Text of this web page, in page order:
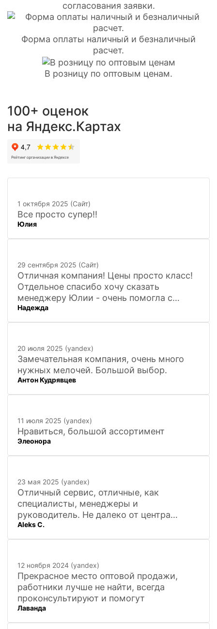
согласования заявки.
Форма оплаты наличный и безналичный
расчет.
В розницу по оптовым ценам.
100+ оценок
на Яндекс.Картах
1 октября 2025 (Сайт)
Все просто супер!!
Юлия
29 сентября 2025 (Сайт)
Отличная компания! Цены просто класс!
Отдельное спасибо хочу сказать
менеджеру Юлии - очень помогла с
покупкой и доставкой сувенирных
фигурок! Буду ждать новинок и покупать
Надежда
20 июля 2025 (yandex)
Замечательная компания, очень много
нужных мелочей. Большой выбор.
Антон Кудрявцев
11 июля 2025 (yandex)
Нравиться, большой ассортимент
Элеонора
23 мая 2025 (yandex)
Отличный сервис, отличные, как
специалисты, менеджеры и
руководитель. Не далеко от центра
города, 20 минут
Aleks C.
12 ноября 2024 (yandex)
Прекрасное место оптовой продажи,
работники лучше не найти, всегда
проконсультируют и помогут
Лаванда